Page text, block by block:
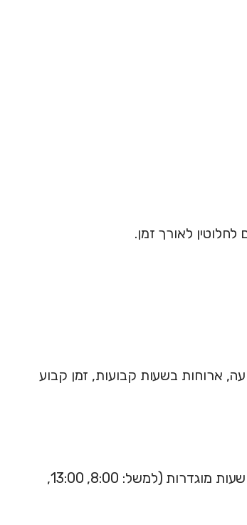
לאורך זמן.
ארוחות בשעות קבועות, זמן קבוע
גלילה אינסופית בחדשות לא עוזרת — היא פוגעת. קבעו שעות מוגדרות (למשל: 8:00, 13:00,